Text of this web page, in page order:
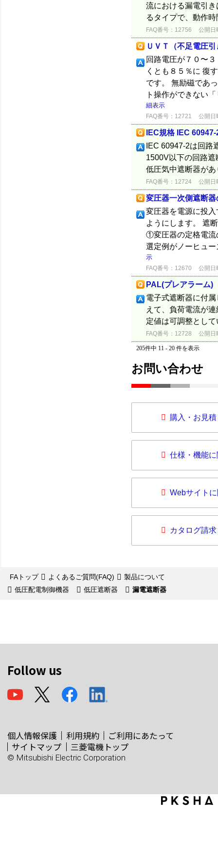
流における漏電引
るタイプで、動作
FAQ番号：12756 公開日
ＵＶＴ（不足電圧
回路電圧が７０〜
くとも８５％に 復
です。 無励磁であ
ト操作ができない
細表示
FAQ番号：12721 公開日
IEC規格 IEC 60947-
IEC 60947-2は回
1500V以下の回路
低圧気中遮断器が
FAQ番号：12724 公開日
変圧器一次側遮断
変圧器を電源に投
ようにします。 遮
①変圧器の定格電流
選定例がノーヒュ
示
FAQ番号：12670 公開日
PAL(プレアラーム)
電子式遮断器に付
えて、負荷電流が
定値は可調整とし
FAQ番号：12728 公開日
205件中 11 - 20 件を表示
お問い合わせ
購入・お見
仕様・機能
Webサイト
カタログ請求
FAトップ よくあるご質問(FAQ)
製品について
低圧配電制御機器
低圧遮断器 漏電遮断器
Follow us
個人情報保護 利用規約
ご利用にあたって
サイトマップ
三菱電機トップ
© Mitsubishi Electric Corporation